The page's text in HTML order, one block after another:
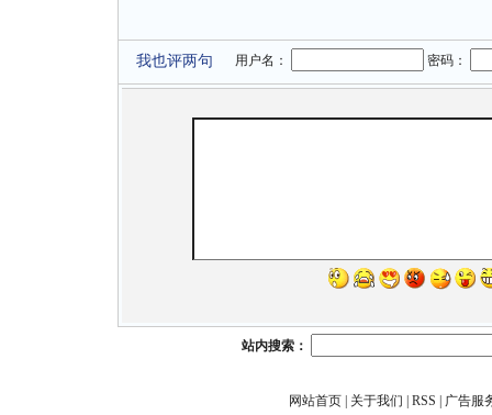
我也评两句 用户名： 密码：
站内搜索：
网站首页| 关于我们 RSS
广告服